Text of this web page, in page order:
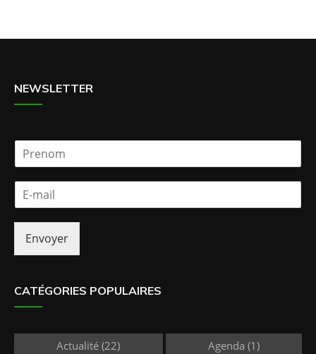
NEWSLETTER
l
Envoyer
CATÉGORIES POPULAIRES
Actualité (22) Agenda (1)